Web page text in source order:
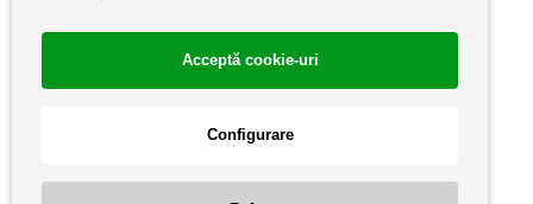
Acceptă cookie-uri
Configurare